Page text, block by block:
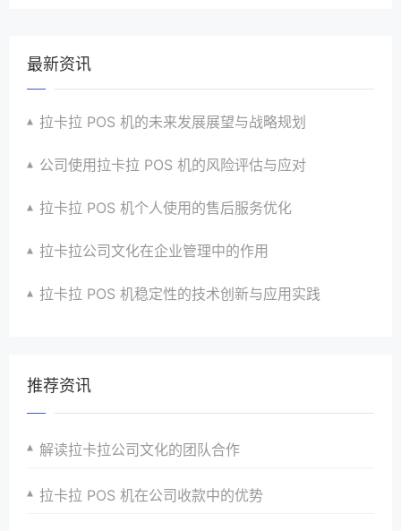
最新资讯
拉卡拉 POS 机的未来发展展望与战略规划
公司使用拉卡拉 POS 机的风险评估与应对
拉卡拉 POS 机个人使用的售后服务优化
拉卡拉公司文化在企业管理中的作用
拉卡拉 POS 机稳定性的技术创新与应用实践
推荐资讯
解读拉卡拉公司文化的团队合作
拉卡拉 POS 机在公司收款中的优势